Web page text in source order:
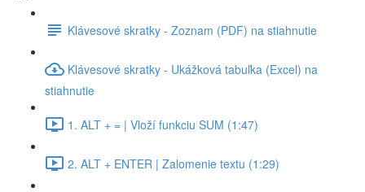
Klávesové skratky - Zoznam (PDF) na stiahnutie
Klávesové skratky - Ukážková tabuľka (Excel) na
stiahnutie
1. ALT + = | Vloží funkciu SUM (1:47)
2. ALT + ENTER | Zalomenie textu (1:29)